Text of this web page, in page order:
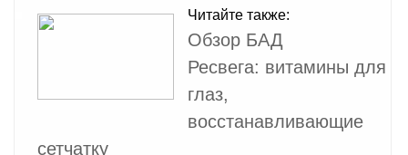
Читайте также:
Обзор БАД
Ресвега: витамины для
глаз,
восстанавливающие
сетчатку